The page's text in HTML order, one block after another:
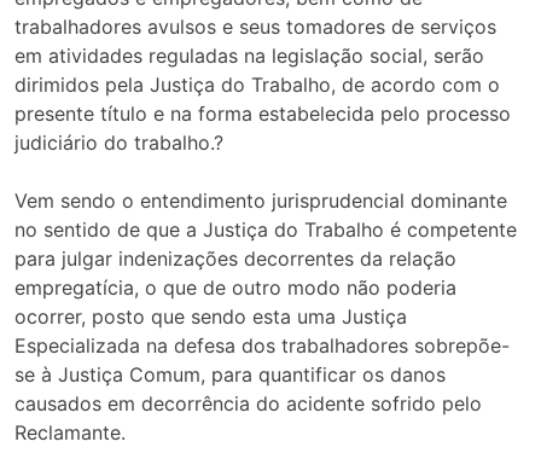
trabalhadores avulsos e seus tomadores de serviços
em atividades reguladas na legislação social, serão
dirimidos pela Justiça do Trabalho, de acordo com o
presente título e na forma estabelecida pelo processo
judiciário do trabalho.?
Vem sendo o entendimento jurisprudencial dominante
no sentido de que a Justiça do Trabalho é competente
para julgar indenizações decorrentes da relação
empregatícia, o que de outro modo não poderia
ocorrer, posto que sendo esta uma Justiça
Especializada na defesa dos trabalhadores sobrepõe-
se à Justiça Comum, para quantificar os danos
causados em decorrência do acidente sofrido pelo
Reclamante.